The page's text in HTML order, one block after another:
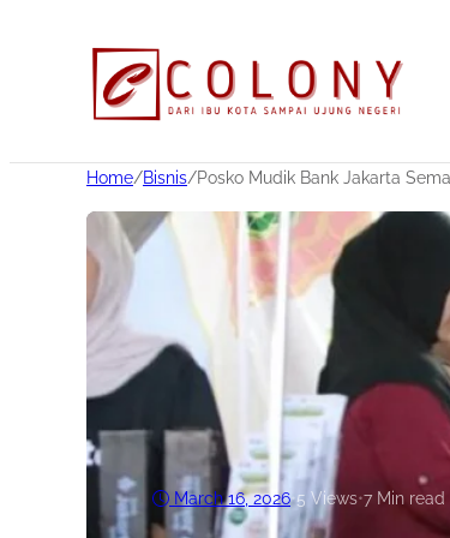
Home/Bisnis/Posko Mudik Bank Jakarta
March 16, 2026•5 Views•7 Min read